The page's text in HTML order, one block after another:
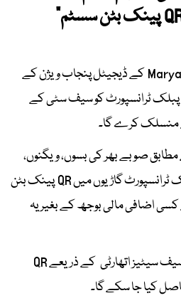
ہوئے "سی ایم پنجاب QR پینک بٹن سسٹم"
وزیراعلیٰ پنجاب Maryam Nawaz کے ڈیجیٹل پنجاب ویژن کے
پبلک ٹرانسپورٹ کو سیف سٹی کے
منسلک کرے گا۔
صوبے بھر کی بسوں، ویگنوں،
رکشوں، ٹیکسیوں اور دیگر پبلک ٹرانسپورٹ گاڑیوں میں QR پینک بٹن
کسی اضافی مالی بوجھ کے بغیر یہ
پبلک سیفٹی ایپ اور پنجاب سیف سیٹیز اتھارٹی کے ذریعے QR
کیا جا سکے گا۔